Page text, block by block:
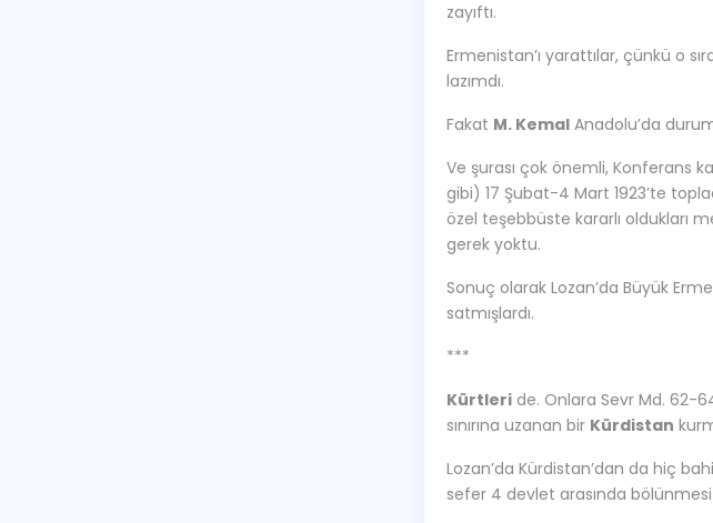
zayıftı.
Ermenistan’ı yarattılar, çünkü o
lazımdı.
Fakat M. Kemal Anadolu’da
Ve şurası çok önemli, Konferans
gibi) 17 Şubat-4 Mart 1923’te
özel teşebbüste kararlı oldukları
gerek yoktu.
Sonuç olarak Lozan’da Büyük
satmışlardı.
***
Kürtleri de. Onlara Sevr Md. 62-
sınırına uzanan bir Kürdistan
Lozan’da Kürdistan’dan da hiç
sefer 4 devlet arasında